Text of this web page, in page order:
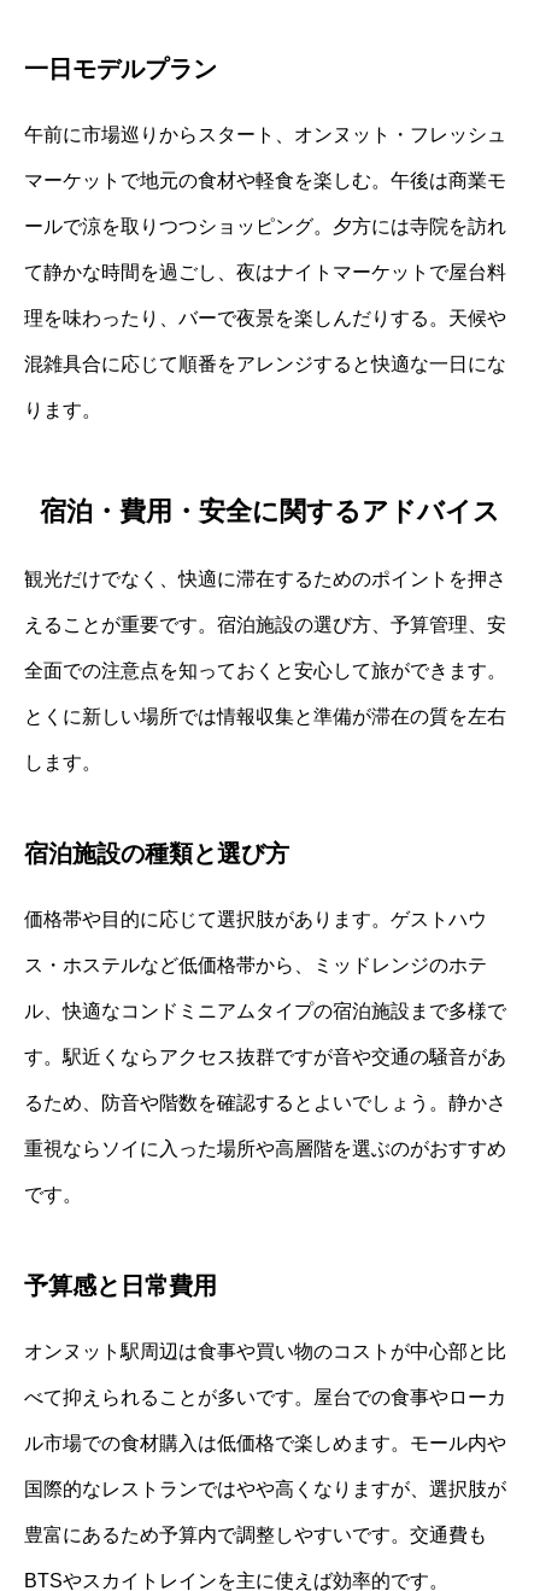
一日モデルプラン
午前に市場巡りからスタート、オンヌット・フレッシュ
マーケットで地元の食材や軽食を楽しむ。午後は商業モ
ールで涼を取りつつショッピング。夕方には寺院を訪れ
て静かな時間を過ごし、夜はナイトマーケットで屋台料
理を味わったり、バーで夜景を楽しんだりする。天候や
混雑具合に応じて順番をアレンジすると快適な一日にな
ります。
宿泊・費用・安全に関するアドバイス
観光だけでなく、快適に滞在するためのポイントを押さ
えることが重要です。宿泊施設の選び方、予算管理、安
全面での注意点を知っておくと安心して旅ができます。
とくに新しい場所では情報収集と準備が滞在の質を左右
します。
宿泊施設の種類と選び方
価格帯や目的に応じて選択肢があります。ゲストハウ
ス・ホステルなど低価格帯から、ミッドレンジのホテ
ル、快適なコンドミニアムタイプの宿泊施設まで多様で
す。駅近くならアクセス抜群ですが音や交通の騒音があ
るため、防音や階数を確認するとよいでしょう。静かさ
重視ならソイに入った場所や高層階を選ぶのがおすすめ
です。
予算感と日常費用
オンヌット駅周辺は食事や買い物のコストが中心部と比
べて抑えられることが多いです。屋台での食事やローカ
ル市場での食材購入は低価格で楽しめます。モール内や
国際的なレストランではやや高くなりますが、選択肢が
豊富にあるため予算内で調整しやすいです。交通費も
BTSやスカイトレインを主に使えば効率的です。